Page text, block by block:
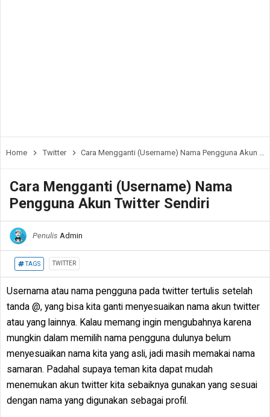
Home Twitter Cara Mengganti (Username) Nama Pengguna Akun Twitter Sendiri
Cara Mengganti (Username) Nama
Pengguna Akun Twitter Sendiri
Penulis Admin
TAGS TWITTER
Usernama atau nama pengguna pada twitter tertulis setelah
tanda @, yang bisa kita ganti menyesuaikan nama akun twitter
atau yang lainnya. Kalau memang ingin mengubahnya karena
mungkin dalam memilih nama pengguna dulunya belum
menyesuaikan nama kita yang asli, jadi masih memakai nama
samaran. Padahal supaya teman kita dapat mudah
menemukan akun twitter kita sebaiknya gunakan yang sesuai
dengan nama yang digunakan sebagai profil.